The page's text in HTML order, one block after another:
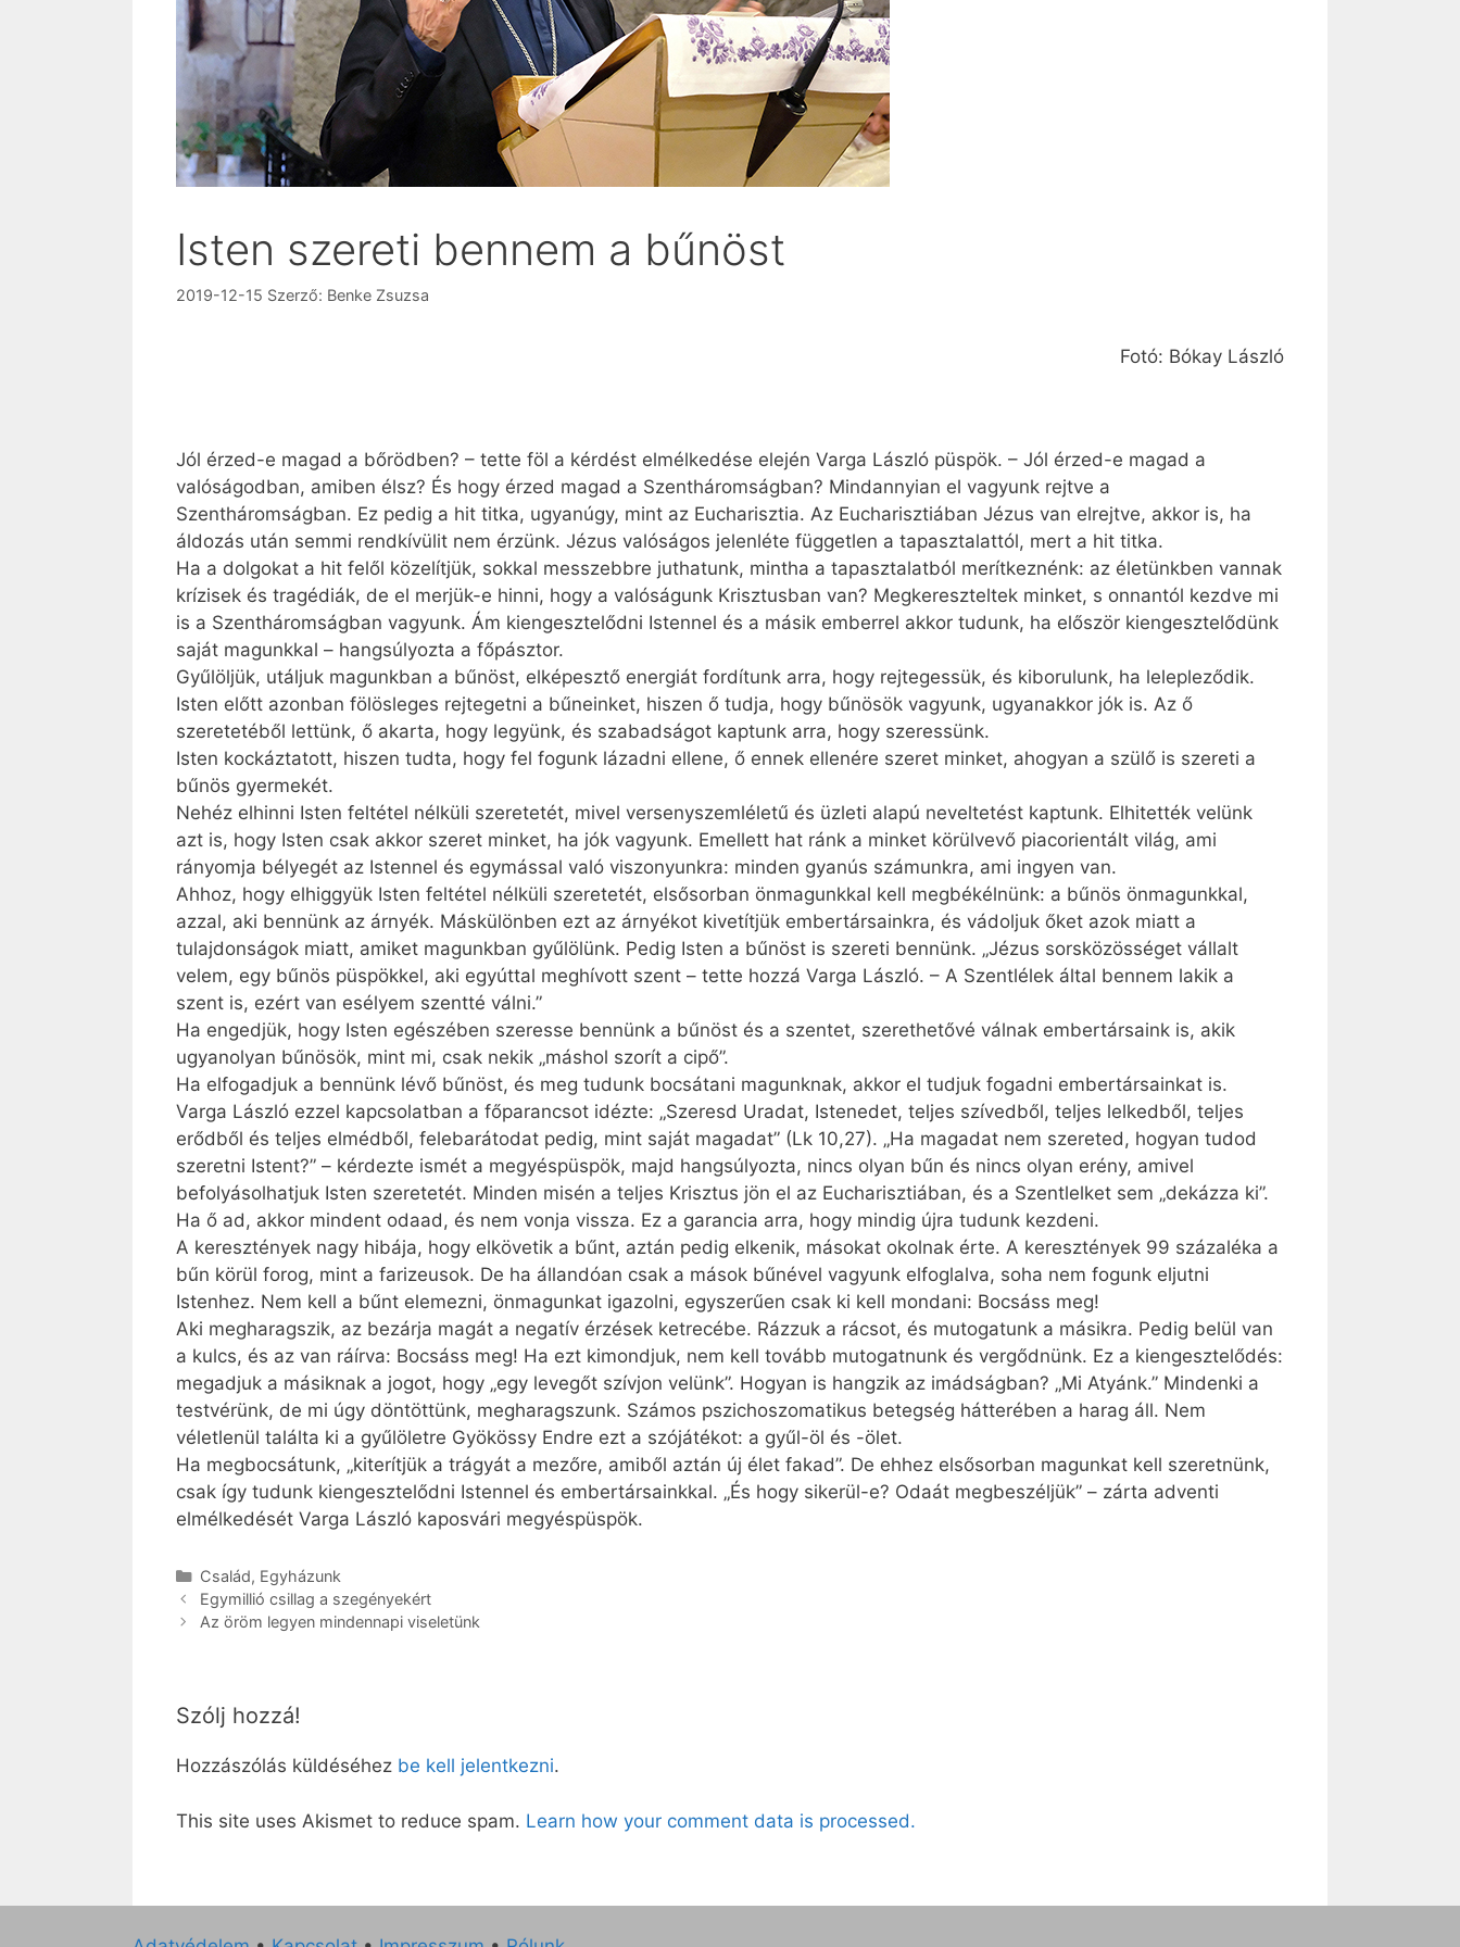
Isten szereti bennem a bűnöst
2019-12-15 Szerző: Benke Zsuzsa
Fotó: Bókay László
Jól érzed-e magad a bőrödben? – tette föl a kérdést elmélkedése elején Varga László püspök. – Jól érzed-e magad a
valóságodban, amiben élsz? És hogy érzed magad a Szentháromságban? Mindannyian el vagyunk rejtve a
Szentháromságban. Ez pedig a hit titka, ugyanúgy, mint az Eucharisztia. Az Eucharisztiában Jézus van elrejtve, akkor is, ha
áldozás után semmi rendkívülit nem érzünk. Jézus valóságos jelenléte független a tapasztalattól, mert a hit titka.
Ha a dolgokat a hit felől közelítjük, sokkal messzebbre juthatunk, mintha a tapasztalatból merítkeznénk: az életünkben vannak
krízisek és tragédiák, de el merjük-e hinni, hogy a valóságunk Krisztusban van? Megkereszteltek minket, s onnantól kezdve mi
is a Szentháromságban vagyunk. Ám kiengesztelődni Istennel és a másik emberrel akkor tudunk, ha először kiengesztelődünk
saját magunkkal – hangsúlyozta a főpásztor.
Gyűlöljük, utáljuk magunkban a bűnöst, elképesztő energiát fordítunk arra, hogy rejtegessük, és kiborulunk, ha lelepleződik.
Isten előtt azonban fölösleges rejtegetni a bűneinket, hiszen ő tudja, hogy bűnösök vagyunk, ugyanakkor jók is. Az ő
szeretetéből lettünk, ő akarta, hogy legyünk, és szabadságot kaptunk arra, hogy szeressünk.
Isten kockáztatott, hiszen tudta, hogy fel fogunk lázadni ellene, ő ennek ellenére szeret minket, ahogyan a szülő is szereti a
bűnös gyermekét.
Nehéz elhinni Isten feltétel nélküli szeretetét, mivel versenyszemléletű és üzleti alapú neveltetést kaptunk. Elhitették velünk
azt is, hogy Isten csak akkor szeret minket, ha jók vagyunk. Emellett hat ránk a minket körülvevő piacorientált világ, ami
rányomja bélyegét az Istennel és egymással való viszonyunkra: minden gyanús számunkra, ami ingyen van.
Ahhoz, hogy elhiggyük Isten feltétel nélküli szeretetét, elsősorban önmagunkkal kell megbékélnünk: a bűnös önmagunkkal,
azzal, aki bennünk az árnyék. Máskülönben ezt az árnyékot kivetítjük embertársainkra, és vádoljuk őket azok miatt a
tulajdonságok miatt, amiket magunkban gyűlölünk. Pedig Isten a bűnöst is szereti bennünk. „Jézus sorsközösséget vállalt
velem, egy bűnös püspökkel, aki egyúttal meghívott szent – tette hozzá Varga László. – A Szentlélek által bennem lakik a
szent is, ezért van esélyem szentté válni.”
Ha engedjük, hogy Isten egészében szeresse bennünk a bűnöst és a szentet, szerethetővé válnak embertársaink is, akik
ugyanolyan bűnösök, mint mi, csak nekik „máshol szorít a cipő”.
Ha elfogadjuk a bennünk lévő bűnöst, és meg tudunk bocsátani magunknak, akkor el tudjuk fogadni embertársainkat is.
Varga László ezzel kapcsolatban a főparancsot idézte: „Szeresd Uradat, Istenedet, teljes szívedből, teljes lelkedből, teljes
erődből és teljes elmédből, felebarátodat pedig, mint saját magadat” (Lk 10,27). „Ha magadat nem szereted, hogyan tudod
szeretni Istent?” – kérdezte ismét a megyéspüspök, majd hangsúlyozta, nincs olyan bűn és nincs olyan erény, amivel
befolyásolhatjuk Isten szeretetét. Minden misén a teljes Krisztus jön el az Eucharisztiában, és a Szentlelket sem „dekázza ki”.
Ha ő ad, akkor mindent odaad, és nem vonja vissza. Ez a garancia arra, hogy mindig újra tudunk kezdeni.
A keresztények nagy hibája, hogy elkövetik a bűnt, aztán pedig elkenik, másokat okolnak érte. A keresztények 99 százaléka a
bűn körül forog, mint a farizeusok. De ha állandóan csak a mások bűnével vagyunk elfoglalva, soha nem fogunk eljutni
Istenhez. Nem kell a bűnt elemezni, önmagunkat igazolni, egyszerűen csak ki kell mondani: Bocsáss meg!
Aki megharagszik, az bezárja magát a negatív érzések ketrecébe. Rázzuk a rácsot, és mutogatunk a másikra. Pedig belül van
a kulcs, és az van ráírva: Bocsáss meg! Ha ezt kimondjuk, nem kell tovább mutogatnunk és vergődnünk. Ez a kiengesztelődés:
megadjuk a másiknak a jogot, hogy „egy levegőt szívjon velünk”. Hogyan is hangzik az imádságban? „Mi Atyánk.” Mindenki a
testvérünk, de mi úgy döntöttünk, megharagszunk. Számos pszichoszomatikus betegség hátterében a harag áll. Nem
véletlenül találta ki a gyűlöletre Gyökössy Endre ezt a szójátékot: a gyűl-öl és -ölet.
Ha megbocsátunk, „kiterítjük a trágyát a mezőre, amiből aztán új élet fakad”. De ehhez elsősorban magunkat kell szeretnünk,
csak így tudunk kiengesztelődni Istennel és embertársainkkal. „És hogy sikerül-e? Odaát megbeszéljük” – zárta adventi
elmélkedését Varga László kaposvári megyéspüspök.
Kategória
Család, Egyházunk
Egymillió csillag a szegényekért
Az öröm legyen mindennapi viseletünk
Szólj hozzá!
Hozzászólás küldéséhez be kell jelentkezni.
This site uses Akismet to reduce spam. Learn how your comment data is processed.